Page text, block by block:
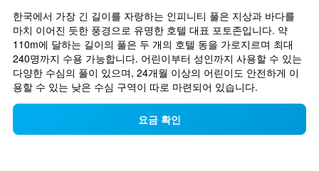
한국에서 가장 긴 길이를 자랑하는 인피니티 풀은 지상과 바다를
마치 이어진 듯한 풍경으로 유명한 호텔 대표 포토존입니다. 약
110m에 달하는 길이의 풀은 두 개의 호텔 동을 가로지르며 최대
240명까지 수용 가능합니다. 어린이부터 성인까지 사용할 수 있는
다양한 수심의 풀이 있으며, 24개월 이상의 어린이도 안전하게 이
용할 수 있는 낮은 수심 구역이 따로 마련되어 있습니다.
요금 확인